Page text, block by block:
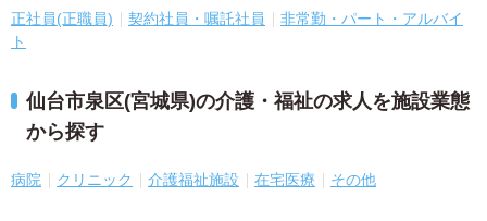
正社員(正職員) 契約社員・嘱託社員
非常勤・パート・アルバイ
ト
仙台市泉区(宮城県)の介護・福祉の求人を施設業態
から探す
病院 クリニック 介護福祉施設 在宅医療 その他